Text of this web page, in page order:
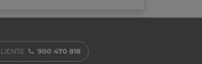
900 470 818